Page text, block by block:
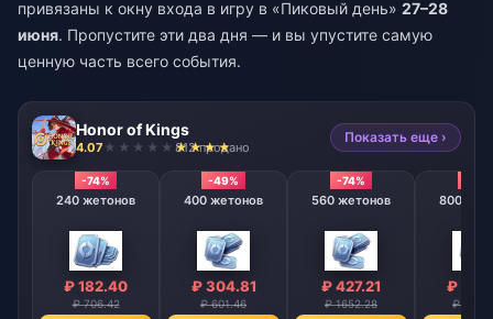
привязаны к окну входа в игру в «Пиковый день» 27–28
июня. Пропустите эти два дня — и вы упустите самую
ценную часть всего события.
Honor of Kings
4.07 812 продано
Показать еще ›
-74%
240 жетонов
₽ 182.40
₽ 706.42
-49%
400 жетонов
₽ 304.81
₽ 601.46
-74%
560 жетонов
₽ 427.21
₽ 1652.28
800
₽
₽